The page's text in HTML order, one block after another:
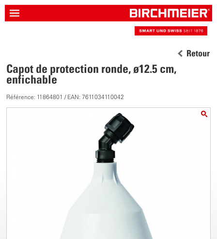
Retour
Capot de protection ronde, ø12.5 cm,
enfichable
Référence: 11864801 / EAN: 7611034110042